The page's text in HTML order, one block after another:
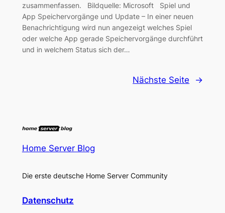
zusammenfassen. Bildquelle: Microsoft Spiel und
App Speichervorgänge und Update – In einer neuen
Benachrichtigung wird nun angezeigt welches Spiel
oder welche App gerade Speichervorgänge durchführt
und in welchem Status sich der…
Nächste Seite →
Home Server Blog
Die erste deutsche Home Server Community
Datenschutz